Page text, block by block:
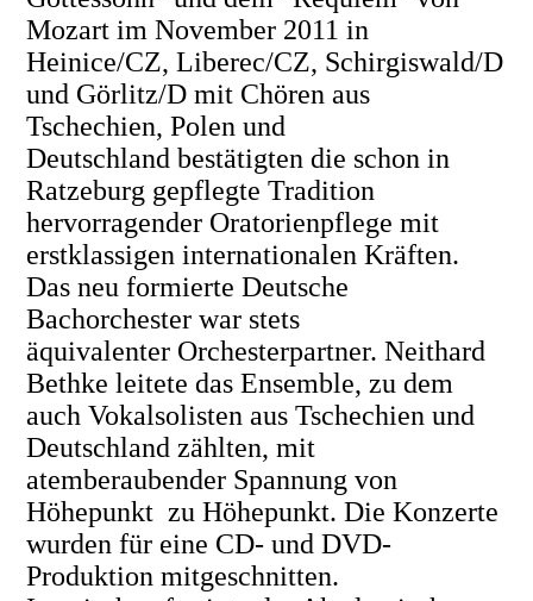
Mozart im November 2011 in
Heinice/CZ, Liberec/CZ, Schirgiswald/D
und Görlitz/D mit Chören aus
Tschechien, Polen und
Deutschland bestätigten die schon in
Ratzeburg gepflegte Tradition
hervorragender Oratorienpflege mit
erstklassigen internationalen Kräften.
Das neu formierte Deutsche
Bachorchester war stets
äquivalenter Orchesterpartner. Neithard
Bethke leitete das Ensemble, zu dem
auch Vokalsolisten aus Tschechien und
Deutschland zählten, mit
atemberaubender Spannung von
Höhepunkt zu Höhepunkt. Die Konzerte
wurden für eine CD- und DVD-
Produktion mitgeschnitten.